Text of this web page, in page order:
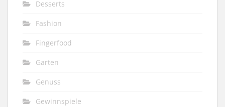
Desserts
Fashion
Fingerfood
Garten
Genuss
Gewinnspiele